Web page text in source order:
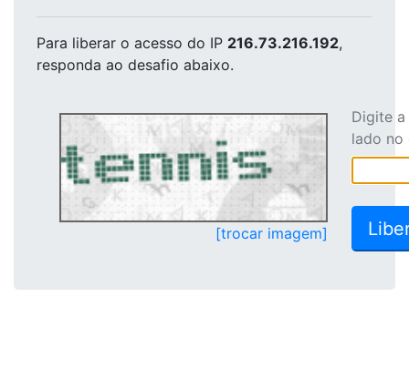
Para liberar o acesso do IP 216.73.216.192,
responda ao desafio abaixo.
[trocar imagem]
Digite
lado no